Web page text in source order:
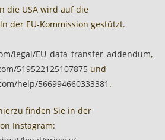
die USA wird auf die
der EU-Kommission gestützt.
legal/EU_data_transfer_addendum,
519522125107875 und
help/566994660333381 .
finden Sie in der
Instagram: